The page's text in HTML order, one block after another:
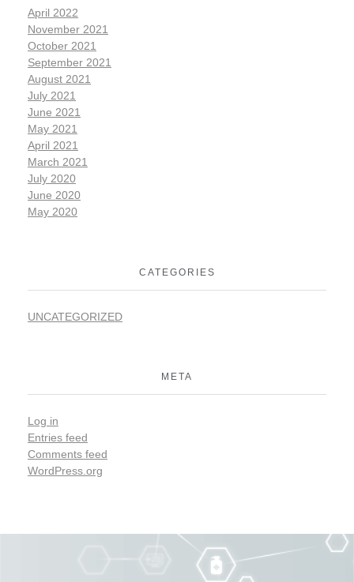
April 2022
November 2021
October 2021
September 2021
August 2021
July 2021
June 2021
May 2021
April 2021
March 2021
July 2020
June 2020
May 2020
CATEGORIES
UNCATEGORIZED
META
Log in
Entries feed
Comments feed
WordPress.org